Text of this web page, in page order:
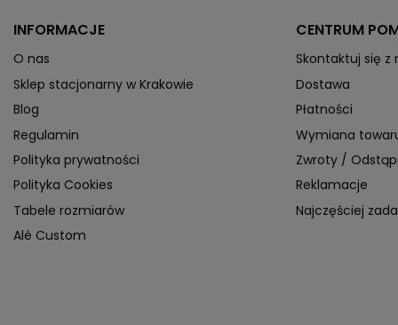
INFORMACJE
O nas
Sklep stacjonarny w Krakowie
Blog
Regulamin
Polityka prywatności
Polityka Cookies
Tabele rozmiarów
Alé Custom
CENTRUM
Skontaktuj się z
Dostawa
Płatności
Wymiana
Zwroty /
Reklamacje
Najczęściej